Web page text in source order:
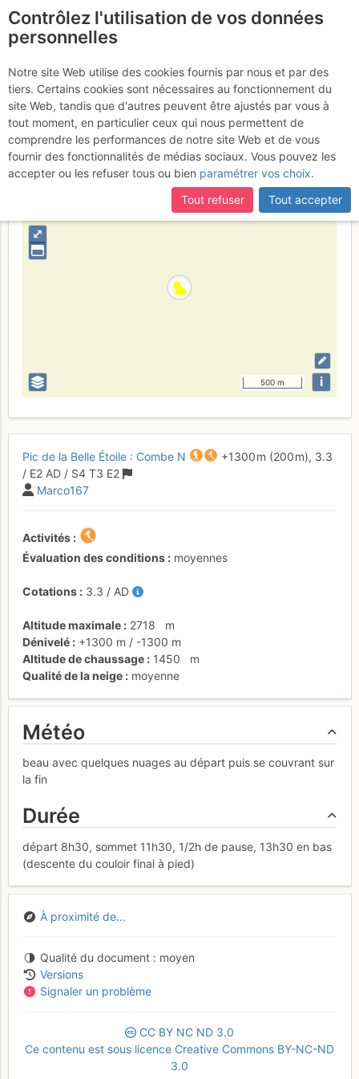
Pic de la Belle Étoile :
Combe N
Dimanche 19 mars 2017
France Isère Belledonne
⤢
500 m i
Pic de la Belle Étoile : Combe N +1300 m (200 m), 3.3
/ E2 AD / S4 T3 E2
Marco167
Activités
Évaluation des conditions
moyennes
Cotations 3.3 / AD
Altitude maximale 2718
m
Dénivelé
+1300 m / -1300 m
Altitude de chaussage
1450
m
Qualité de la neige
moyenne
Météo
beau avec quelques nuages au départ puis se couvrant sur
la fin
Durée
départ 8h30, sommet 11h30, 1/2h de pause, 13h30 en bas
(descente du couloir final à pied)
À proximité de...
Qualité du document
moyen
Versions
Signaler un problème
CC BY NC ND 3.0
Ce contenu est sous licence Creative Commons BY-NC-ND
3.0
Contrôlez l'utilisation de vos données
personnelles
Notre site Web utilise des cookies fournis par nous et par des
tiers. Certains cookies sont nécessaires au fonctionnement du
site Web, tandis que d'autres peuvent être ajustés par vous à
tout moment, en particulier ceux qui nous permettent de
comprendre les performances de notre site Web et de vous
fournir des fonctionnalités de médias sociaux. Vous pouvez les
accepter ou les refuser tous ou bien paramétrer vos choix.
Tout refuser
Tout accepter